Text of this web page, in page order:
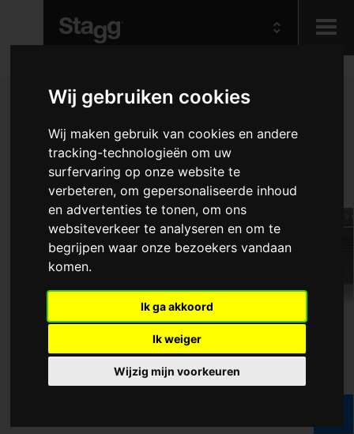
Wij gebruiken cookies
Wij maken gebruik van cookies en andere
tracking-technologieën om uw
surfervaring op onze website te
verbeteren, om gepersonaliseerde inhoud
en advertenties te tonen, om ons
websiteverkeer te analyseren en om te
begrijpen waar onze bezoekers vandaan
komen.
Ik ga akkoord
Ik weiger
Wijzig mijn voorkeuren
Audio &
Lighting